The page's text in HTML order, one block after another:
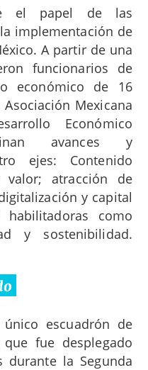
el papel de las
implementación de
A partir de una
funcionarios de
económico de 16
Mexicana
Económico
avances y
ejes: Contenido
atracción de
y capital
como
y sostenibilidad.
escuadrón de
fue desplegado
durante la Segunda